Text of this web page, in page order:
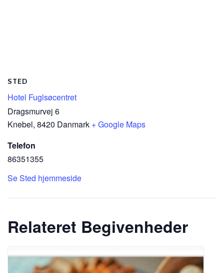
STED
Hotel Fuglsøcentret
Dragsmurvej 6
Knebel, 8420 Danmark + Google Maps
Telefon
86351355
Se Sted hjemmeside
Relateret Begivenheder